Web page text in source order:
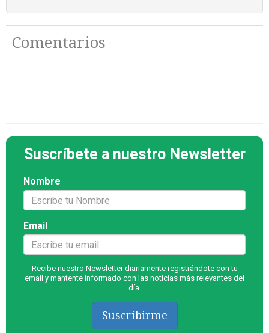
Comentarios
Suscríbete a nuestro Newsletter
Nombre
Email
Recibe nuestro Newsletter diariamente registrándote con tu
email y mantente informado con las noticias más relevantes del
día.
Suscribirme